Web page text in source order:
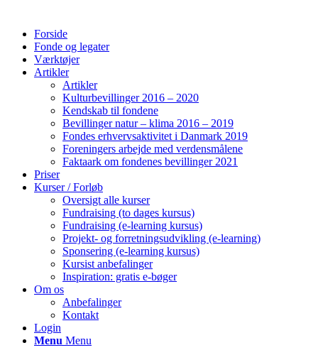
Forside
Fonde og legater
Værktøjer
Artikler
Artikler
Kulturbevillinger 2016 – 2020
Kendskab til fondene
Bevillinger natur – klima 2016 – 2019
Fondes erhvervsaktivitet i Danmark 2019
Foreningers arbejde med verdensmålene
Faktaark om fondenes bevillinger 2021
Priser
Kurser / Forløb
Oversigt alle kurser
Fundraising (to dages kursus)
Fundraising (e-learning kursus)
Projekt- og forretningsudvikling (e-learning)
Sponsering (e-learning kursus)
Kursist anbefalinger
Inspiration: gratis e-bøger
Om os
Anbefalinger
Kontakt
Login
Menu Menu